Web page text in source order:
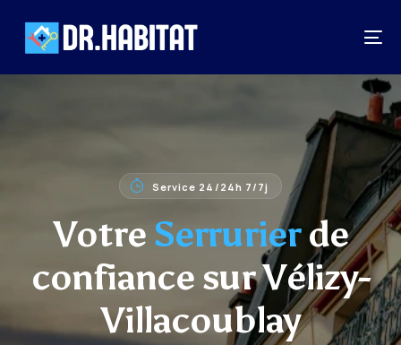
Service 24/24h 7/7j
Votre Serrurier de
confiance sur Vélizy-
Villacoublay